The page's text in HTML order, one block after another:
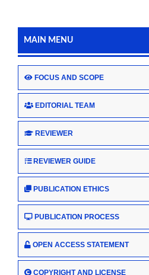
MAIN MENU
FOCUS AND SCOPE
EDITORIAL TEAM
REVIEWER
REVIEWER GUIDE
PUBLICATION ETHICS
PUBLICATION PROCESS
OPEN ACCESS STATEMENT
COPYRIGHT AND LICENSE